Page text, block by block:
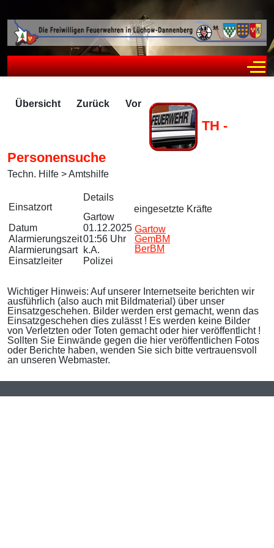
Übersicht Zurück Vor
TH -
Personensuche
Techn. Hilfe > Amtshilfe
Einsatzort
Details
Gartow
Datum
01.12.2025
Alarmierungszeit01:56 Uhr
Alarmierungsart
k.A.
Einsatzleiter
Polizei
eingesetzte Kräfte
Gartow
GemBM
BerBM
Wichtiger Hinweis: Auf unserer Internetseite berichten wir
ausführlich (also auch mit Bildmaterial) über unser
Einsatzgeschehen. Bilder werden erst gemacht, wenn das
Einsatzgeschehen dies zulässt ! Es werden keine Bilder
von Verletzten oder Toten gemacht oder hier veröffentlicht !
Sollten Sie Einwände gegen die hier veröffentlichen Fotos
oder Berichte haben, wenden Sie sich bitte vertrauensvoll
an unseren Webmaster.